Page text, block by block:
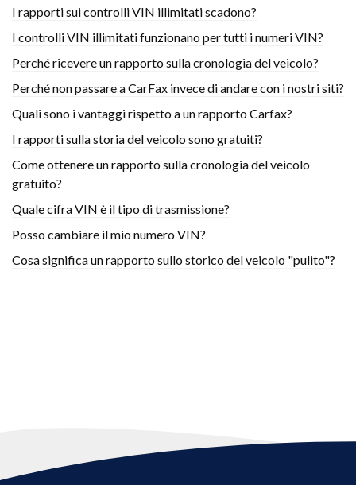
I rapporti sui controlli VIN illimitati scadono?
I controlli VIN illimitati funzionano per tutti i numeri VIN?
Perché ricevere un rapporto sulla cronologia del veicolo?
Perché non passare a CarFax invece di andare con i nostri siti?
Quali sono i vantaggi rispetto a un rapporto Carfax?
I rapporti sulla storia del veicolo sono gratuiti?
Come ottenere un rapporto sulla cronologia del veicolo
gratuito?
Quale cifra VIN è il tipo di trasmissione?
Posso cambiare il mio numero VIN?
Cosa significa un rapporto sullo storico del veicolo "pulito"?